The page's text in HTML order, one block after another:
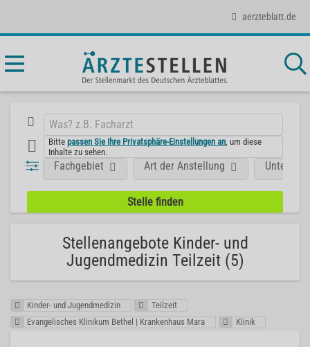
aerzteblatt.de
Bittepassen Sie Ihre Privatsphäre-Einstellungen an , um diese
Inhalte zu sehen.
Fachgebiet Art der Anstellung
Stellenangebote Kinder- und
Jugendmedizin Teilzeit (5)
Kinder- und Jugendmedizin
Teilzeit
Evangelisches Klinikum Bethel | Krankenhaus Mara
Klinik